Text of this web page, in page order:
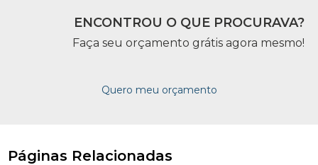
ENCONTROU O QUE PROCURAVA?
Faça seu orçamento grátis agora mesmo!
Quero meu orçamento
Páginas Relacionadas